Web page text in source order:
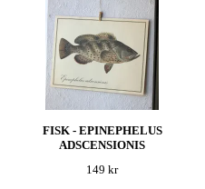
FISK - EPINEPHELUS
ADSCENSIONIS
149 kr